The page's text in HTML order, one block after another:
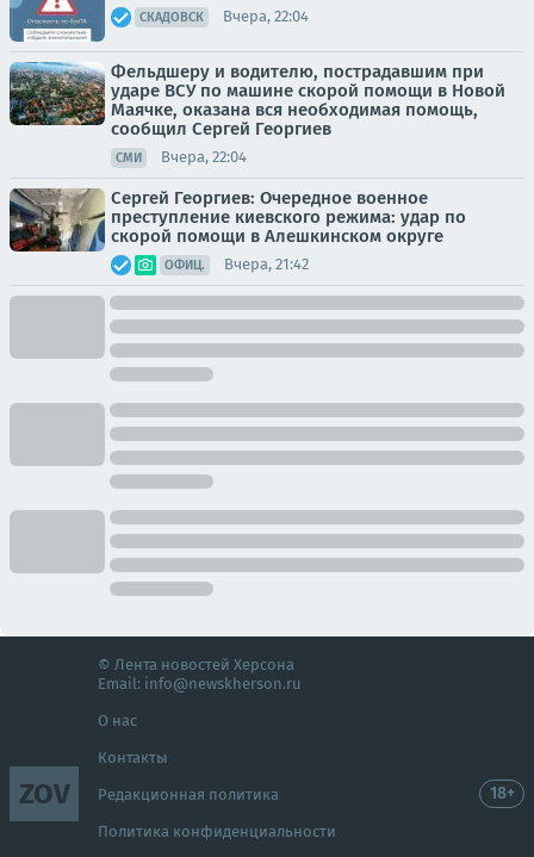
СКАДОВСК Вчера, 22:04
Фельдшеру и водителю, пострадавшим при
ударе ВСУ по машине скорой помощи в Новой
Маячке, оказана вся необходимая помощь,
сообщил Сергей Георгиев
СМИ Вчера, 22:04
Сергей Георгиев: Очередное военное
преступление киевского режима: удар по
скорой помощи в Алешкинском округе
ОФИЦ. Вчера, 21:42
ZOV
© Лента новостей Херсона
Email: info@newskherson.ru
О нас
Контакты
Редакционная политика
Политика конфиденциальности
18+